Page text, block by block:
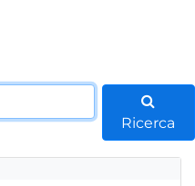
Ricerca